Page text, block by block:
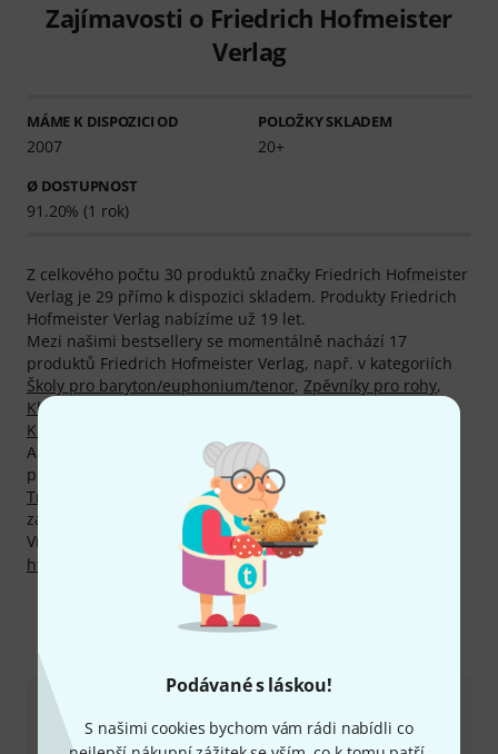
Podávané s láskou!
S našimi cookies bychom vám rádi nabídli co
Zajímavosti o Friedrich Hofmeister
Verlag
MÁME K DISPOZICI OD
2007
POLOŽKY SKLADEM
20+
Ø DOSTUPNOST
91.20% (1 rok)
Z celkového počtu 30 produktů značky Friedrich Hofmeister
Verlag je 29 přímo k dispozici skladem. Produkty Friedrich
Hofmeister Verlag nabízíme už 19 let.
Mezi našimi bestsellery se momentálně nachází 17
produktů Friedrich Hofmeister Verlag, např. v kategoriích
Školy pro baryton/euphonium/tenor, Zpěvníky pro rohy,
Klasické noty pro kontrabas
Knihy o hudebních nástrojích
Absolutním trhákem značky Friedrich Hofmeister Verlag je
produkt
Friedrich Hofmeister Verlag Arban Schule für
Trompete
. Tento produkt si už u nás zakoupilo 5.000
zákazníků.
Více informací o výrobci najdete zde:
http://www.hofmeister-musikverlag.com